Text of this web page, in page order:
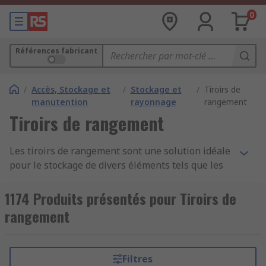
0
Références fabricant
/ Accès, Stockage et
manutention
/ Stockage et
rayonnage
/ Tiroirs de
rangement
Tiroirs de rangement
Les tiroirs de rangement sont une solution idéale
pour le stockage de divers éléments tels que les
objets de valeur et de les garder organisés à la
maison ou sur le lieu de travail. Le stockage avec
tiroirs offre un endroit sûr et sécurisé pour
armoires de rangement et unités de tiroirs
1174 Produits présentés pour Tiroirs de
rangement
Filtres